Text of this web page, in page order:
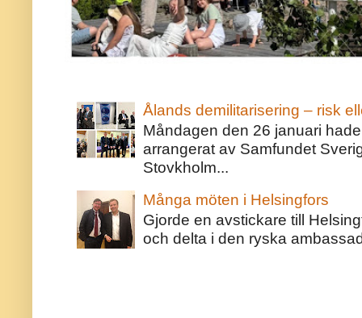
Ålands demilitarisering – risk
Måndagen den 26 januari
arrangerat av Samfundet
Stovkholm...
Många möten i Helsingfors
Gjorde en avstickare till
och delta i den ryska